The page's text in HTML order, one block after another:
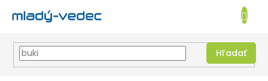
Prejsť
EUR
Hľadať
KOŠÍK